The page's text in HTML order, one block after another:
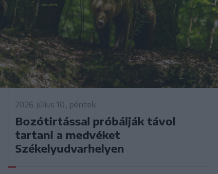
2026. július 10., péntek
Bozótirtással próbálják távol
tartani a medvéket
Székelyudvarhelyen